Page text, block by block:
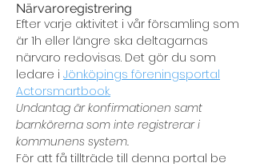
Närvaroregistrering
Efter varje aktivitet i vår församling som
är 1h eller längre ska deltagarnas
närvaro redovisas. Det gör du som
ledare i Jönköpings föreningsportal
Actorsmartbook.
Undantag är konfirmationen samt
barnkörerna som inte registrerar i
kommunens system.
För att få tillträde till denna portal be